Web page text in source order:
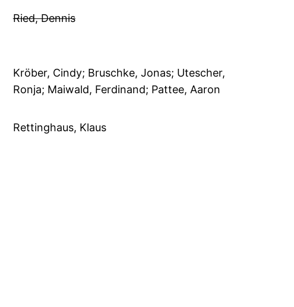
Ried, Dennis
Kröber, Cindy; Bruschke, Jonas; Utescher,
Ronja; Maiwald, Ferdinand; Pattee, Aaron
Rettinghaus, Klaus